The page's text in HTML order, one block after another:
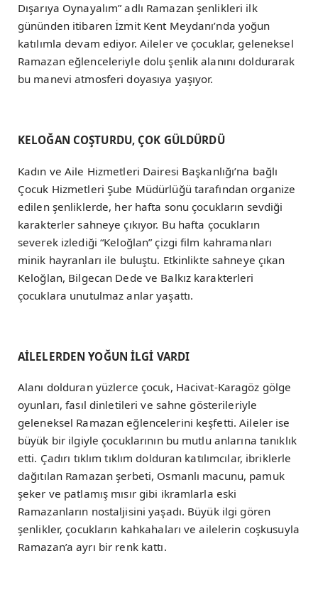
Dışarıya Oynayalım” adlı Ramazan şenlikleri ilk
gününden itibaren İzmit Kent Meydanı’nda yoğun
katılımla devam ediyor. Aileler ve çocuklar, geleneksel
Ramazan eğlenceleriyle dolu şenlik alanını doldurarak
bu manevi atmosferi doyasıya yaşıyor.
KELOĞAN COŞTURDU, ÇOK GÜLDÜRDÜ
Kadın ve Aile Hizmetleri Dairesi Başkanlığı’na bağlı
Çocuk Hizmetleri Şube Müdürlüğü tarafından organize
edilen şenliklerde, her hafta sonu çocukların sevdiği
karakterler sahneye çıkıyor. Bu hafta çocukların
severek izlediği “Keloğlan” çizgi film kahramanları
minik hayranları ile buluştu. Etkinlikte sahneye çıkan
Keloğlan, Bilgecan Dede ve Balkız karakterleri
çocuklara unutulmaz anlar yaşattı.
AİLELERDEN YOĞUN İLGİ VARDI
Alanı dolduran yüzlerce çocuk, Hacivat-Karagöz gölge
oyunları, fasıl dinletileri ve sahne gösterileriyle
geleneksel Ramazan eğlencelerini keşfetti. Aileler ise
büyük bir ilgiyle çocuklarının bu mutlu anlarına tanıklık
etti. Çadırı tıklım tıklım dolduran katılımcılar, ibriklerle
dağıtılan Ramazan şerbeti, Osmanlı macunu, pamuk
şeker ve patlamış mısır gibi ikramlarla eski
Ramazanların nostaljisini yaşadı. Büyük ilgi gören
şenlikler, çocukların kahkahaları ve ailelerin coşkusuyla
Ramazan’a ayrı bir renk kattı.